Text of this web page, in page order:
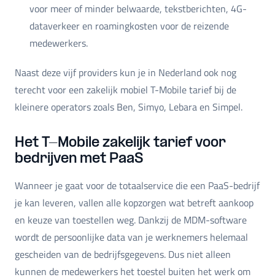
voor meer of minder belwaarde, tekstberichten, 4G-
dataverkeer en roamingkosten voor de reizende
medewerkers.
Naast deze vijf providers kun je in Nederland ook nog
terecht voor een zakelijk mobiel T-Mobile tarief bij de
kleinere operators zoals Ben, Simyo, Lebara en Simpel.
Het T-Mobile zakelijk tarief voor
bedrijven met PaaS
Wanneer je gaat voor de totaalservice die een PaaS-bedrijf
je kan leveren, vallen alle kopzorgen wat betreft aankoop
en keuze van toestellen weg. Dankzij de MDM-software
wordt de persoonlijke data van je werknemers helemaal
gescheiden van de bedrijfsgegevens. Dus niet alleen
kunnen de medewerkers het toestel buiten het werk om